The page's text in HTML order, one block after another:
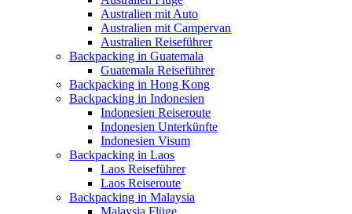
Australien mit Auto
Australien mit Campervan
Australien Reiseführer
Backpacking in Guatemala
Guatemala Reiseführer
Backpacking in Hong Kong
Backpacking in Indonesien
Indonesien Reiseroute
Indonesien Unterkünfte
Indonesien Visum
Backpacking in Laos
Laos Reiseführer
Laos Reiseroute
Backpacking in Malaysia
Malaysia Flüge